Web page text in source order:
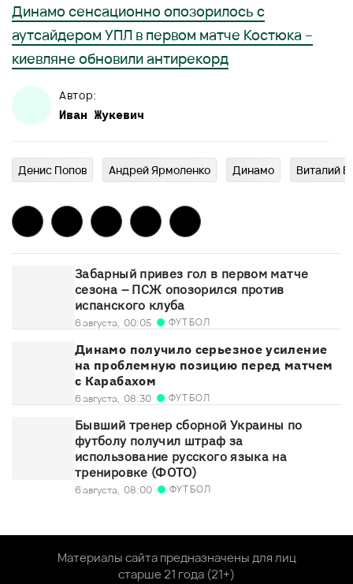
Динамо сенсационно опозорилось с
аутсайдером УПЛ в первом матче Костюка –
киевляне обновили антирекорд
Автор:
Иван Жукевич
Денис Попов Андрей Ярмоленко Динамо Виталий
Забарный привез гол в первом матче
сезона – ПСЖ опозорился против
испанского клуба
6 августа, 00:05 ФУТБОЛ
Динамо получило серьезное усиление
на проблемную позицию перед матчем
с Карабахом
6 августа, 08:30 ФУТБОЛ
Бывший тренер сборной Украины по
футболу получил штраф за
использование русского языка на
тренировке (ФОТО)
6 августа, 08:00 ФУТБОЛ
Материалы сайта предназначены для лиц
старше 21 года (21+)